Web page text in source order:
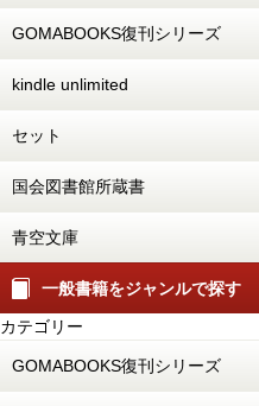
GOMABOOKS復刊シリーズ
kindle unlimited
セット
国会図書館所蔵書
青空文庫
一般書籍をジャンルで探す
カテゴリー
GOMABOOKS復刊シリーズ